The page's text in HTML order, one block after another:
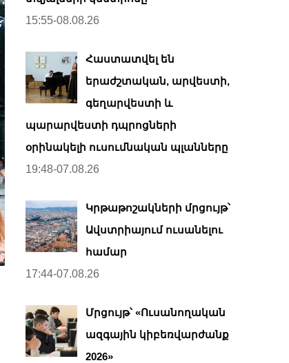
15:55-08.08.26
Հաստատվել են
երաժշտական, արվեստի,
գեղարվեստի և
պարարվեստի դպրոցների
օրինակելի ուսումնական պլանները
19:48-07.08.26
Կրթաթոշակների մրցույթ՝
Ավստրիայում ուսանելու
համար
17:44-07.08.26
Մրցույթ՝ «Ուսանողական
ազգային կիբեռվարժանք
2026»